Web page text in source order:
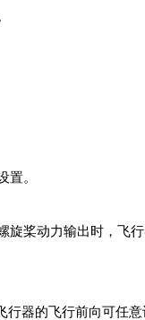
。
旋桨动力输出时，飞
器的飞行前向可任意